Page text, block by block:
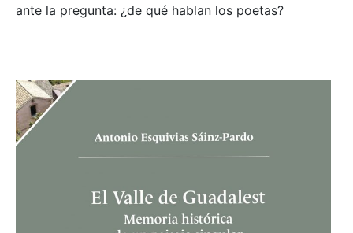
ante la pregunta: ¿de qué hablan los poetas?